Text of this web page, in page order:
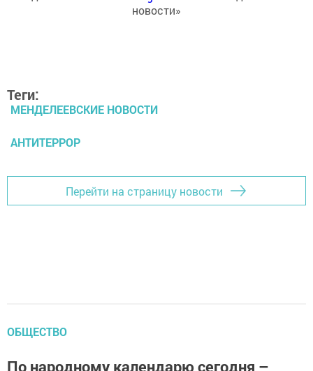
новости»
Теги:
МЕНДЕЛЕЕВСКИЕ НОВОСТИ
АНТИТЕРРОР
Перейти на страницу новости
ОБЩЕСТВО
По народному календарю сегодня –